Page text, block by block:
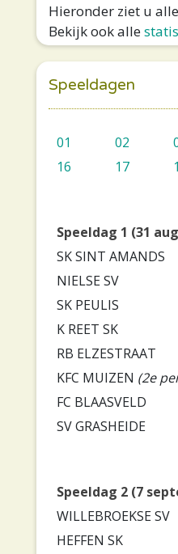
Hieronder ziet u
Bekijk ook alle
Speeldagen
01 02
16
17
Speeldag 1 (31
SK SINT AMANDS
NIELSE SV
SK PEULIS
K REET SK
RB ELZESTRAAT
KFC MUIZEN (2e
FC BLAASVELD
SV GRASHEIDE
Speeldag 2 (7
WILLEBROEKSE SV
HEFFEN SK